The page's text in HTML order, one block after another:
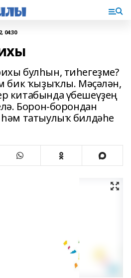
04:30
булһын, тиһегеҙме?
бик ҡыҙыҡлы. Мәҫәлән,
китабында үбешеүҙең
Борон-борондан
татыулыҡ билдәһе